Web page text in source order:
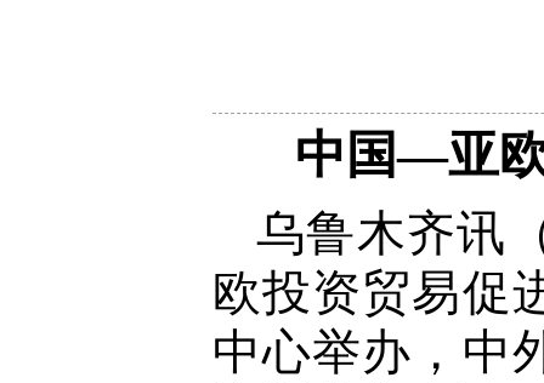
中国—亚
乌鲁木齐讯
欧投资贸易促
中心举办，中